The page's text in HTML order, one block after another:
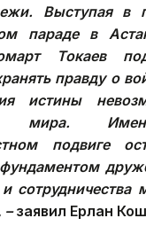
Выступая в
параде в
Токаев
правду о
истины
мира.
подвиге
–заявил Ерлан